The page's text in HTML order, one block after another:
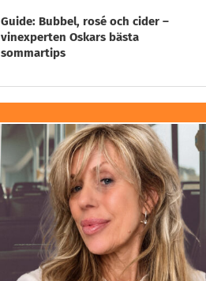
Guide: Bubbel, rosé och cider –
vinexperten Oskars bästa
sommartips